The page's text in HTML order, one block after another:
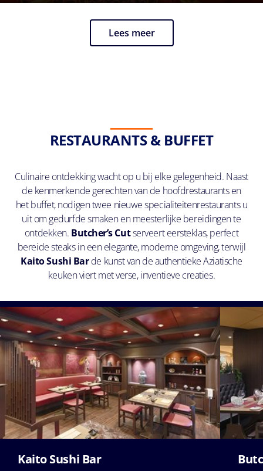
Lees meer
RESTAURANTS & BUFFET
Culinaire ontdekking wacht op u bij elke gelegenheid. Naast
de kenmerkende gerechten van de hoofdrestaurants en
het buffet, nodigen twee nieuwe specialiteitenrestaurants u
uit om gedurfde smaken en meesterlijke bereidingen te
ontdekken. Butcher’s Cutserveert eersteklas, perfect
bereide steaks in een elegante, moderne omgeving, terwijl
Kaito Sushi Barde kunst van de authentieke Aziatische
keuken viert met verse, inventieve creaties.
Kaito Sushi Bar